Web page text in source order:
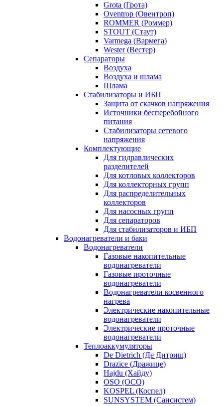
Grota (Грота)
Oventrop (Овентроп)
ROMMER (Роммер)
STOUT (Стаут)
Varmega (Вармега)
Wester (Вестер)
Сепараторы
Воздуха
Воздуха и шлама
Шлама
Стабилизаторы и ИБП
Защита от скачков напряжения
Источники бесперебойного
питания
Стабилизаторы сетевого
напряжения
Комплектующие
Для гидравлических
разделителей
Для котловых коллекторов
Для коллекторных групп
Для распределительных
коллекторов
Для насосных групп
Для сепараторов
Для стабилизаторов и ИБП
Водонагреватели и баки
Водонагреватели
Газовые накопительные
водонагреватели
Газовые проточные
водонагреватели
Водонагреватели косвенного
нагрева
Электрические накопительные
водонагреватели
Электрические проточные
водонагреватели
Теплоаккумуляторы
De Dietrich (Де Дитриш)
Drazice (Дражице)
Hajdu (Хайду)
OSO (ОСО)
KOSPEL (Коспел)
SUNSYSTEM (Сансистем)